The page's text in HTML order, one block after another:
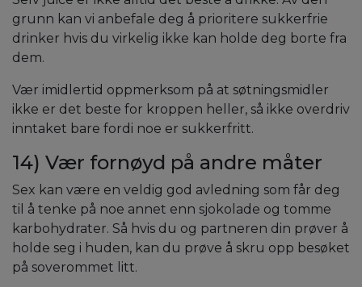
grunn kan vi anbefale deg å prioritere sukkerfrie
drinker hvis du virkelig ikke kan holde deg borte fra
dem.
Vær imidlertid oppmerksom på at søtningsmidler
ikke er det beste for kroppen heller, så ikke overdriv
inntaket bare fordi noe er sukkerfritt.
14) Vær fornøyd på andre måter
Sex kan være en veldig god avledning som får deg
til å tenke på noe annet enn sjokolade og tomme
karbohydrater. Så hvis du og partneren din prøver å
holde seg i huden, kan du prøve å skru opp besøket
på soverommet litt.